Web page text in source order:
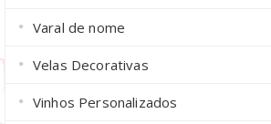
Varal de nome
Velas Decorativas
Vinhos Personalizados